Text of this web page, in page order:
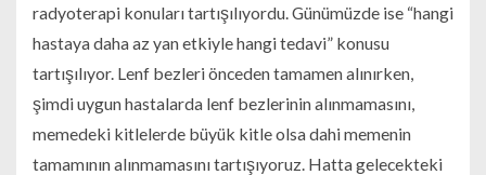
radyoterapi konuları tartışılıyordu. Günümüzde ise “hangi
hastaya daha az yan etkiyle hangi tedavi” konusu
tartışılıyor. Lenf bezleri önceden tamamen alınırken,
şimdi uygun hastalarda lenf bezlerinin alınmamasını,
memedeki kitlelerde büyük kitle olsa dahi memenin
tamamının alınmamasını tartışıyoruz. Hatta gelecekteki